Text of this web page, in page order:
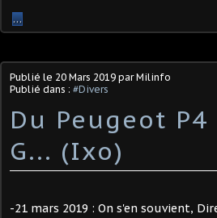
…
Publié le 20 Mars 2019 par Milinfo
Publié dans : #Divers
Du Peugeot
G... (Ixo)
-21 mars 2019 : On s'en souvient,